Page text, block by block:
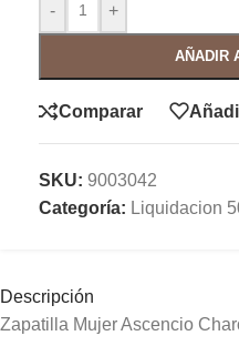
- +
AÑADIR
Comparar
SKU: 9003042
Categoría: Liquidacion
Descripción
Zapatilla Mujer Ascencio